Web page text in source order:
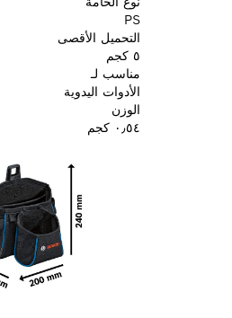
PS
التحميل الأقصى
٥ كجم
مناسب لـ
الأدوات اليدوية
الوزن
٠٫٥٤ كجم